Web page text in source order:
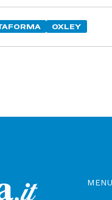
OXLEY
MENU